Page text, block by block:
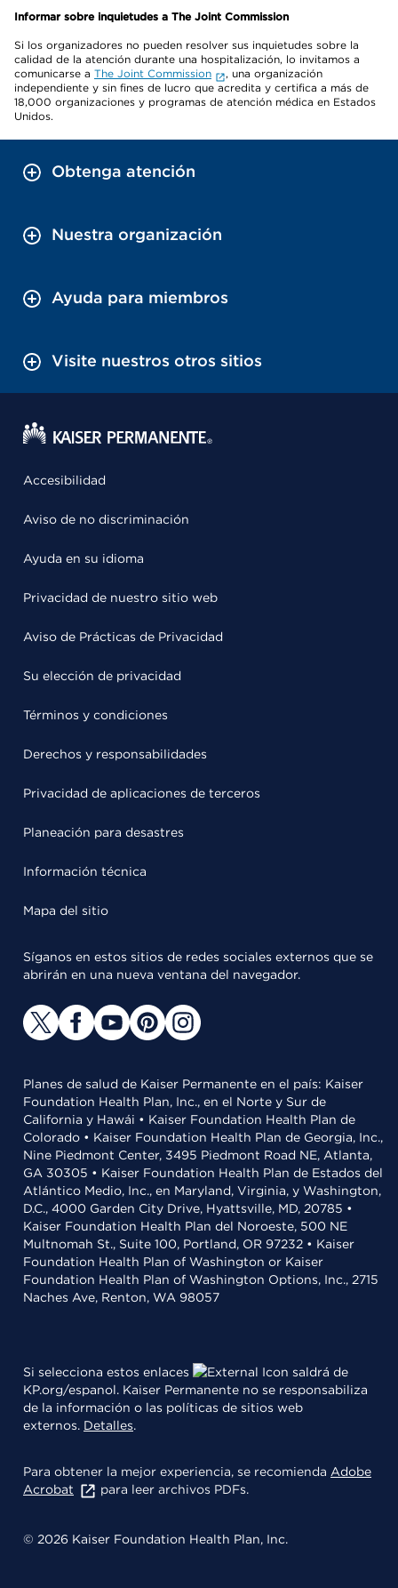
Informar sobre inquietudes a The Joint Commission
Si los organizadores no pueden resolver sus inquietudes sobre la
calidad de la atención durante una hospitalización, lo invitamos a
comunicarse a The Joint Commission
, una organización
independiente y sin fines de lucro que acredita y certifica a más de
18,000 organizaciones y programas de atención médica en Estados
Unidos.
Obtenga atención
Nuestra organización
Ayuda para miembros
Visite nuestros otros sitios
Accesibilidad
Aviso de no discriminación
Ayuda en su idioma
Privacidad de nuestro sitio web
Aviso de Prácticas de Privacidad
Su elección de privacidad
Términos y condiciones
Derechos y responsabilidades
Privacidad de aplicaciones de terceros
Planeación para desastres
Información técnica
Mapa del sitio
Síganos en estos sitios de redes sociales externos que se
abrirán en una nueva ventana del navegador.
Planes de salud de Kaiser Permanente en el país: Kaiser
Foundation Health Plan, Inc., en el Norte y Sur de
California y Hawái • Kaiser Foundation Health Plan de
Colorado • Kaiser Foundation Health Plan de Georgia, Inc.,
Nine Piedmont Center, 3495 Piedmont Road NE, Atlanta,
GA 30305 • Kaiser Foundation Health Plan de Estados del
Atlántico Medio, Inc., en Maryland, Virginia, y Washington,
D.C., 4000 Garden City Drive, Hyattsville, MD, 20785 •
Kaiser Foundation Health Plan del Noroeste, 500 NE
Multnomah St., Suite 100, Portland, OR 97232 • Kaiser
Foundation Health Plan of Washington or Kaiser
Foundation Health Plan of Washington Options, Inc., 2715
Naches Ave, Renton, WA 98057
Si selecciona estos enlaces
saldrá de
KP.org/espanol. Kaiser Permanente no se responsabiliza
de la información o las políticas de sitios web
externos. Detalles.
Para obtener la mejor experiencia, se recomienda Adobe
Acrobat
para leer archivos PDFs.
© 2026 Kaiser Foundation Health Plan, Inc.